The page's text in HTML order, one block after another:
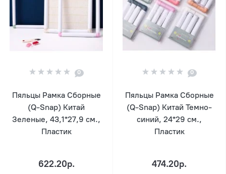
0
Пяльцы Рамка Сборные
(Q-Snap) Китай
Зеленые, 43,1*27,9 см.,
Пластик
622.20р.
0
Пяльцы Рамка Сборные
(Q-Snap) Китай Темно-
синий, 24*29 см.,
Пластик
474.20р.